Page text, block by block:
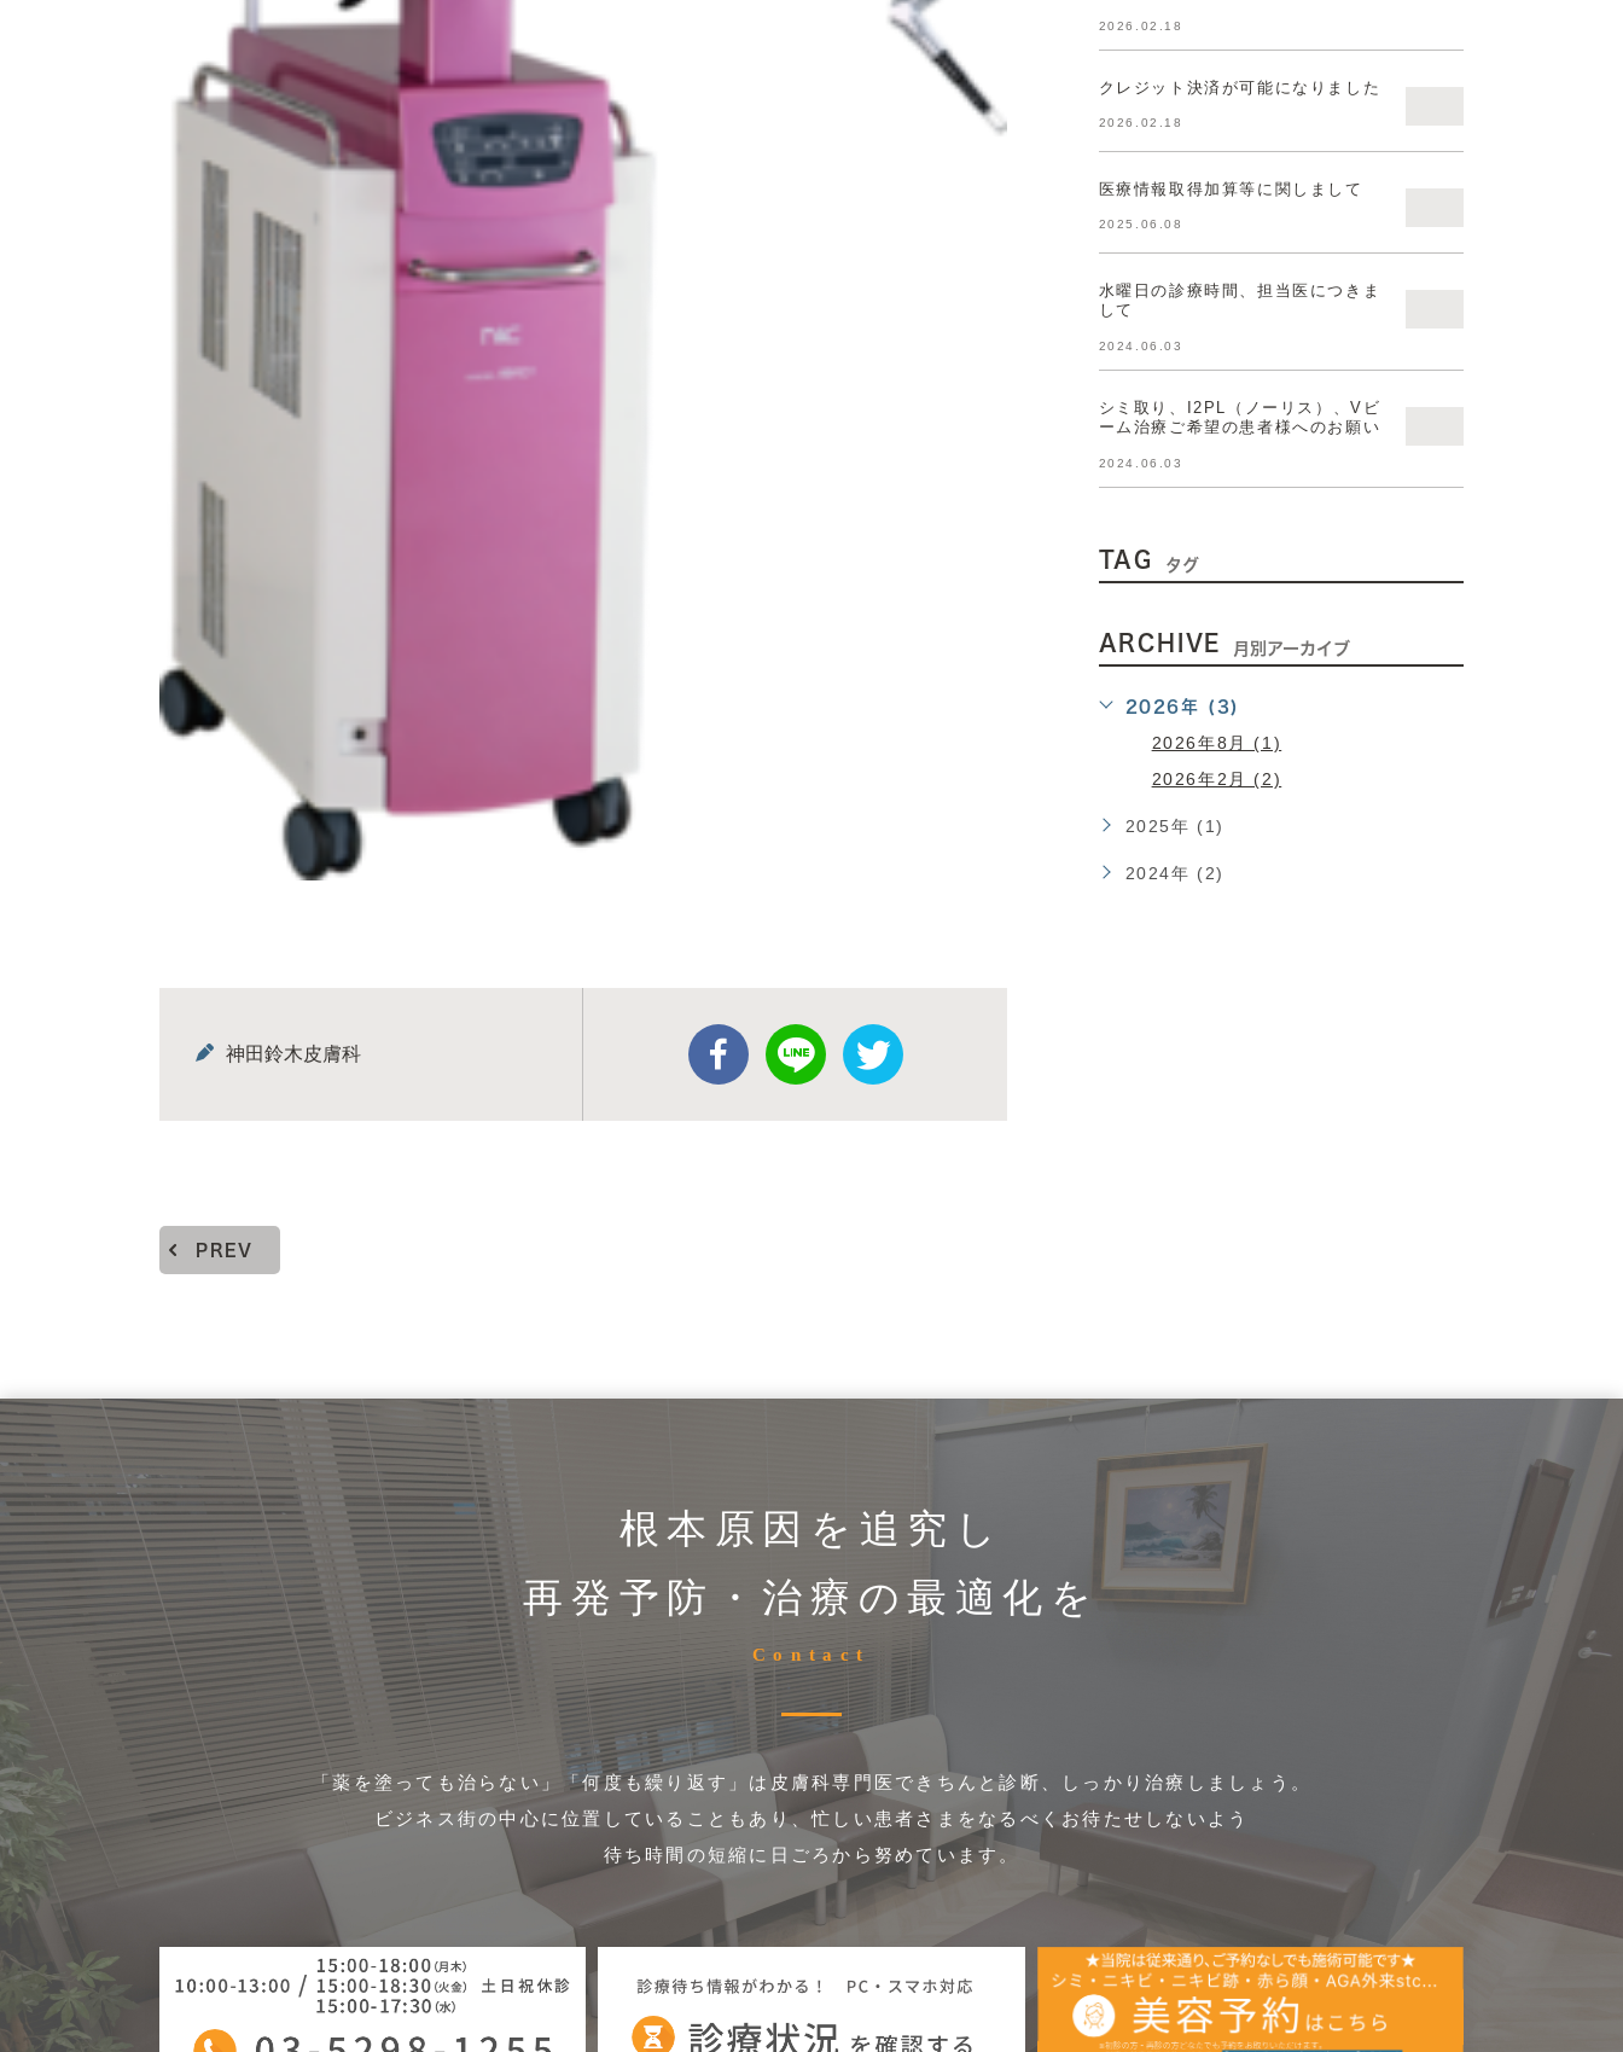
神田鈴木皮膚科
PREV
2026.02.18
クレジット決済が可能になりました
2026.02.18
医療情報取得加算等に関しまして
2025.06.08
水曜日の診療時間、担当医につきま
して
2024.06.03
シミ取り、I2PL（ノーリス）、Vビ
ーム治療ご希望の患者様へのお願い
2024.06.03
TAG タグ
ARCHIVE 月別アーカイブ
2026年 (3)
2026年8月 (1)
2026年2月 (2)
2025年 (1)
2024年 (2)
根本原因を追究し
再発予防・治療の最適化を
Contact
「薬を塗っても治らない」「何度も繰り返す」は皮膚科専門医できちんと診断、しっかり治療しましょう。
ビジネス街の中心に位置していることもあり、忙しい患者さまをなるべくお待たせしないよう
待ち時間の短縮に日ごろから努めています。